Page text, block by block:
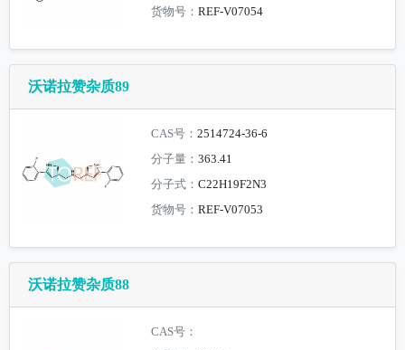
货物号：REF-V07054
沃诺拉赞杂质89
CAS号：2514724-36-6
分子量：363.41
分子式：C22H19F2N3
货物号：REF-V07053
沃诺拉赞杂质88
CAS号：